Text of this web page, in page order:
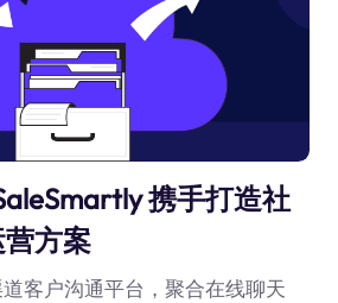
携手打造社
方案
客户沟通平台，聚合在线聊天